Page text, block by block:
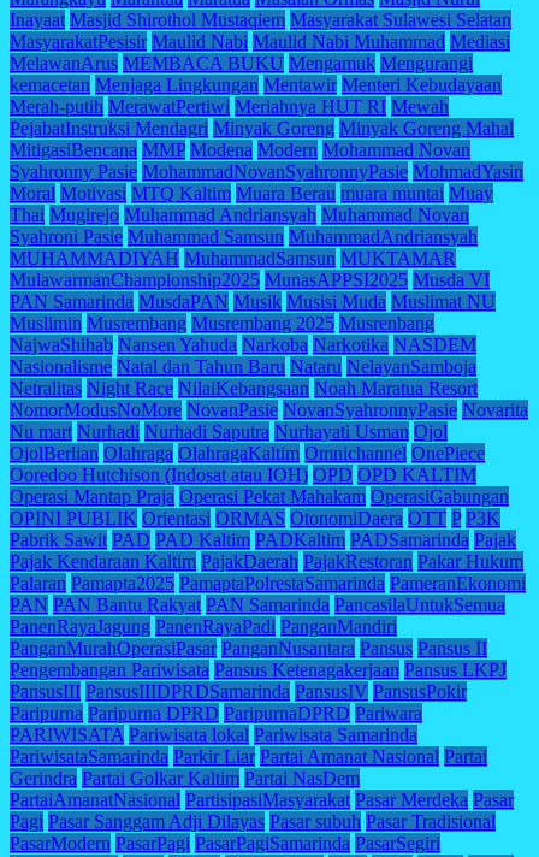
Inayaat Masjid Shirothol Mustaqiem Masyarakat Sulawesi Selatan
MasyarakatPesisir Maulid Nabi Maulid Nabi Muhammad Mediasi
MelawanArus MEMBACA BUKU Mengamuk Mengurangi
kemacetan Menjaga Lingkungan Mentawir Menteri Kebudayaan
Merah-putih MerawatPertiwi Meriahnya HUT RI Mewah
PejabatInstruksi Mendagri Minyak Goreng Minyak Goreng Mahal
MitigasiBencana MMP Modena Modern Mohammad Novan
Syahronny Pasie MohammadNovanSyahronnyPasie MohmadYasin
Moral Motivasi MTQ Kaltim Muara Berau muara muntai Muay
Thai Mugirejo Muhammad Andriansyah Muhammad Novan
Syahroni Pasie Muhammad Samsun MuhammadAndriansyah
MUHAMMADIYAH MuhammadSamsun MUKTAMAR
MulawarmanChampionship2025 MunasAPPSI2025 Musda VI
PAN Samarinda MusdaPAN Musik Musisi Muda Muslimat NU
Muslimin Musrembang Musrembang 2025 Musrenbang
NajwaShihab Nansen Yahuda Narkoba Narkotika NASDEM
Nasionalisme Natal dan Tahun Baru Nataru NelayanSamboja
Netralitas Night Race NilaiKebangsaan Noah Maratua Resort
NomorModusNoMore NovanPasie NovanSyahronnyPasie Novarita
Nu mart Nurhadi Nurhadi Saputra Nurhayati Usman Ojol
OjolBerlian Olahraga OlahragaKaltim Omnichannel OnePiece
Ooredoo Hutchison (Indosat atau IOH) OPD OPD KALTIM
Operasi Mantap Praja Operasi Pekat Mahakam OperasiGabungan
OPINI PUBLIK Orientasi ORMAS OtonomiDaera OTT P P3K
Pabrik Sawit PAD PAD Kaltim PADKaltim PADSamarinda Pajak
Pajak Kendaraan Kaltim PajakDaerah PajakRestoran Pakar Hukum
Palaran Pamapta2025 PamaptaPolrestaSamarinda PameranEkonomi
PAN PAN Bantu Rakyat PAN Samarinda PancasilaUntukSemua
PanenRayaJagung PanenRayaPadi PanganMandiri
PanganMurahOperasiPasar PanganNusantara Pansus Pansus II
Pengembangan Pariwisata Pansus Ketenagakerjaan Pansus LKPJ
PansusIII PansusIIIDPRDSamarinda PansusIV PansusPokir
Paripurna Paripurna DPRD ParipurnaDPRD Pariwara
PARIWISATA Pariwisata lokal Pariwisata Samarinda
PariwisataSamarinda Parkir Liar Partai Amanat Nasional Partai
Gerindra Partai Golkar Kaltim Partai NasDem
PartaiAmanatNasional PartisipasiMasyarakat Pasar Merdeka Pasar
Pagi Pasar Sanggam Adji Dilayas Pasar subuh Pasar Tradisional
PasarModern PasarPagi PasarPagiSamarinda PasarSegiri